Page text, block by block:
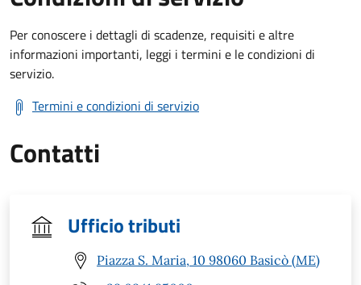
Per conoscere i dettagli di scadenze, requisiti e altre
informazioni importanti, leggi i termini e le condizioni di
servizio.
Termini e condizioni di servizio
Contatti
Ufficio tributi
Piazza S. Maria, 10 98060 Basicò (ME)